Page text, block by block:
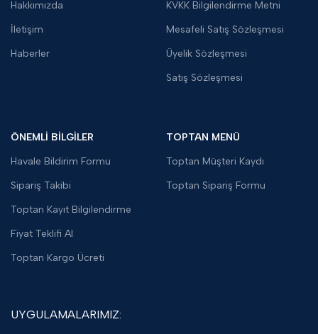
Hakkımızda
İletişim
Haberler
KVKK Bilgilendirme Metni
Mesafeli Satış Sözleşmesi
Üyelik Sözleşmesi
Satış Sözleşmesi
ÖNEMLİ BİLGİLER
Havale Bildirim Formu
Sipariş Takibi
Toptan Kayıt Bilgilendirme
Fiyat Teklifi Al
Toptan Kargo Ücreti
TOPTAN MENÜ
Toptan Müşteri Kaydı
Toptan Sipariş Formu
UYGULAMALARIMIZ: